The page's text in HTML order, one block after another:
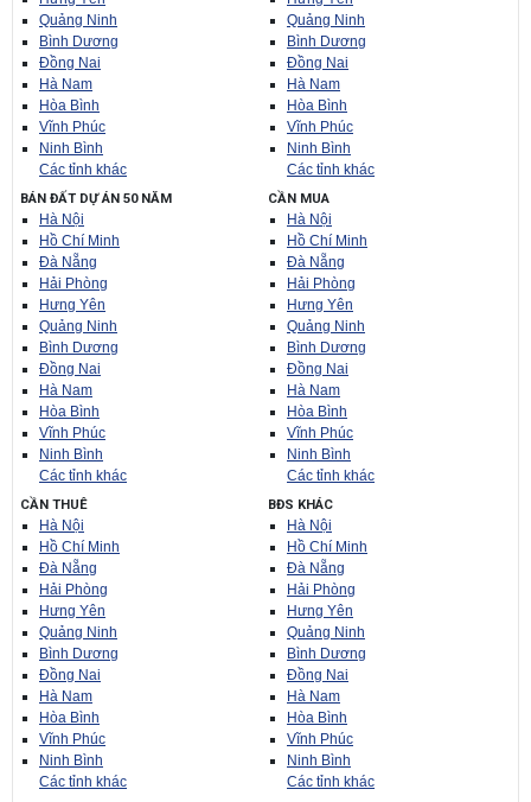
Quảng Ninh
Bình Dương
Đồng Nai
Hà Nam
Hòa Bình
Vĩnh Phúc
Ninh Bình
Các tỉnh khác
Quảng Ninh
Bình Dương
Đồng Nai
Hà Nam
Hòa Bình
Vĩnh Phúc
Ninh Bình
Các tỉnh khác
BÁN ĐẤT DỰ ÁN 50 NĂM
Hà Nội
Hồ Chí Minh
Đà Nẵng
Hải Phòng
Hưng Yên
Quảng Ninh
Bình Dương
Đồng Nai
Hà Nam
Hòa Bình
Vĩnh Phúc
Ninh Bình
Các tỉnh khác
CẦN MUA
Hà Nội
Hồ Chí Minh
Đà Nẵng
Hải Phòng
Hưng Yên
Quảng Ninh
Bình Dương
Đồng Nai
Hà Nam
Hòa Bình
Vĩnh Phúc
Ninh Bình
Các tỉnh khác
CẦN THUÊ
Hà Nội
Hồ Chí Minh
Đà Nẵng
Hải Phòng
Hưng Yên
Quảng Ninh
Bình Dương
Đồng Nai
Hà Nam
Hòa Bình
Vĩnh Phúc
Ninh Bình
Các tỉnh khác
BĐS KHÁC
Hà Nội
Hồ Chí Minh
Đà Nẵng
Hải Phòng
Hưng Yên
Quảng Ninh
Bình Dương
Đồng Nai
Hà Nam
Hòa Bình
Vĩnh Phúc
Ninh Bình
Các tỉnh khác